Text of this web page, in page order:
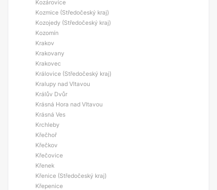
Kozárovice
Kozmice (Středočeský kraj)
Kozojedy (Středočeský kraj)
Kozomín
Krakov
Krakovany
Krakovec
Královice (Středočeský kraj)
Kralupy nad Vltavou
Králův Dvůr
Krásná Hora nad Vltavou
Krásná Ves
Krchleby
Křečhoř
Křečkov
Křečovice
Křenek
Křenice (Středočeský kraj)
Křepenice